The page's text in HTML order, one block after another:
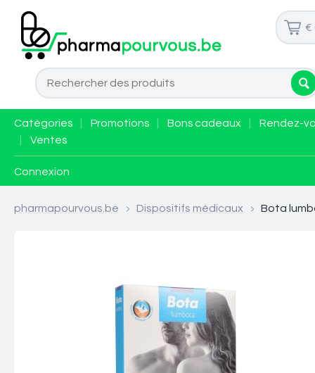
€
Catégories Promotions Bons cadeaux
Rendez-
Ventes
Connexion
pharmapourvous.be > Dispositifs médicaux > Bota